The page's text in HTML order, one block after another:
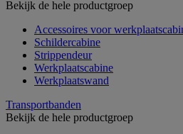
Bekijk de hele productgroep
Accessoires voor
Schildercabine
Strippendeur
Werkplaatscabine
Werkplaatswand
Transportbanden
Bekijk de hele productgroep